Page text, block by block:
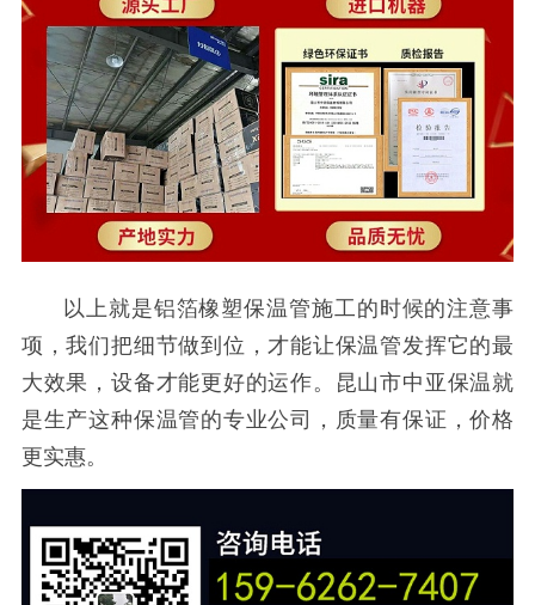
以上就是铝箔橡塑保温管施工的时候的注意事
项，我们把细节做到位，才能让保温管发挥它的最
大效果，设备才能更好的运作。昆山市中亚保温就
是生产这种保温管的专业公司，质量有保证，价格
更实惠。